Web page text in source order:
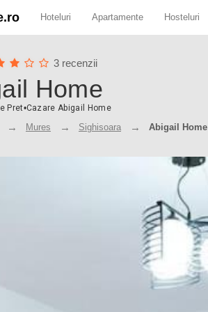
Hoteluri Apartamente Hosteluri
3 recenzii
Home
Pret•Cazare Abigail Home
Mures Sighisoara Abigail Home